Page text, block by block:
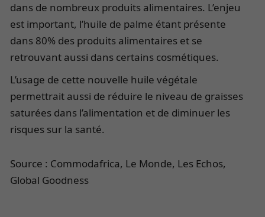
dans de nombreux produits alimentaires. L’enjeu
est important, l’huile de palme étant présente
dans 80% des produits alimentaires et se
retrouvant aussi dans certains cosmétiques.
L’usage de cette nouvelle huile végétale
permettrait aussi de réduire le niveau de graisses
saturées dans l’alimentation et de diminuer les
risques sur la santé.
Source : Commodafrica, Le Monde, Les Echos,
Global Goodness